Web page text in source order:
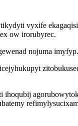
vyxife
ow irorubyrec.
nojuma imyfyp.